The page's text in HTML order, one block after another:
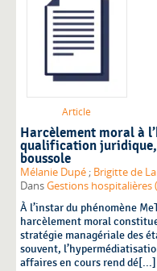
Article
Harcèlement moral à
qualification
boussole
Mélanie Dupé ; Brigitte de
DansGestions hospitalières
À l’instar du phénomène
harcèlement moral
stratégie managériale des
souvent,
affaires en cours rend dé[...]